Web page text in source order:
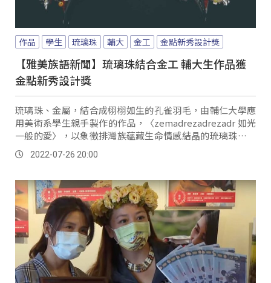
作品 學生 琉璃珠 輔大 金工 金點新秀設計獎
【雅美族語新聞】琉璃珠結合金工 輔大生作品獲
金點新秀設計獎
琉璃珠、金屬，結合成栩栩如生的孔雀羽毛，由輔仁大學應
用美術系學生親手製作的作品，〈zemadrezadrezadr 如光
一般的愛〉，以象徵排灣族蘊藏生命情感結晶的琉璃珠，結
合金屬工藝進行設計，重新詮釋神話故事，獲得了今年金點
新秀設計大獎三項設計獎項。
2022-07-26 20:00